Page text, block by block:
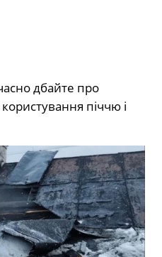
дбайте про
піччю і